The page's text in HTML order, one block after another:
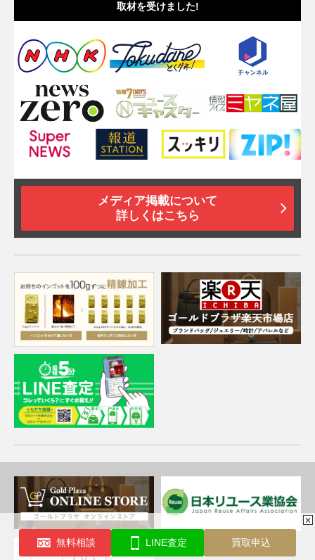
取材を受けました!
メディア掲載について
詳しくはこちら
✕
無料相談 LINE査定 買取申込